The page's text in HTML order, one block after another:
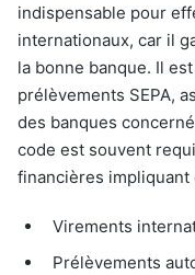
indispensable pour
internationaux, car il
la bonne banque. Il
prélèvements SEPA,
des banques
code est souvent
financières
Virements
Prélèvements